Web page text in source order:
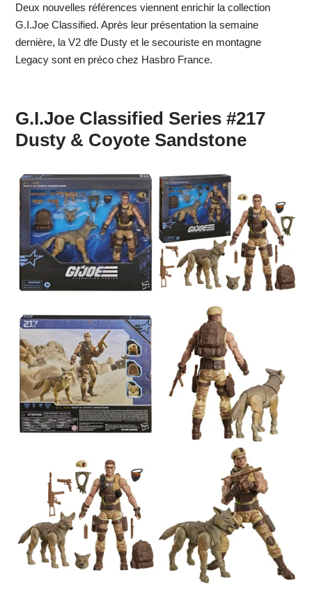
Deux nouvelles références viennent enrichir la collection
G.I.Joe Classified. Après leur présentation la semaine
dernière, la V2 dfe Dusty et le secouriste en montagne
Legacy sont en préco chez Hasbro France.
G.I.Joe Classified Series #217
Dusty & Coyote Sandstone